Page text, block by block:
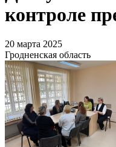
контроле
20 марта 2025
Гродненская область